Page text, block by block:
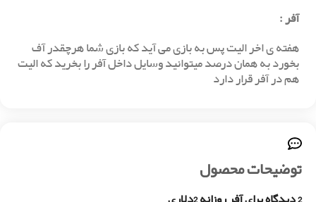
آفر:
هفته ی اخر الیت پس به بازی می آید که بازی شما هرچقدر آف
بخورد به همان درصد میتوانید وسایل داخل آفر را بخرید که الیت
هم در آفر قرار دارد
توضیحات محصول